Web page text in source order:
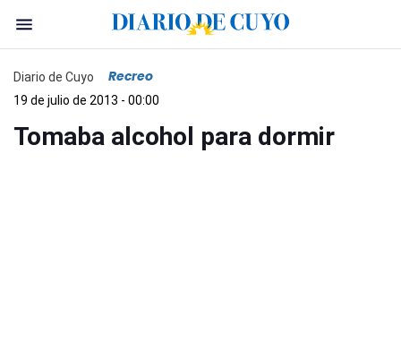
Diario de Cuyo Recreo
19 de julio de 2013 - 00:00
Tomaba alcohol para dormir